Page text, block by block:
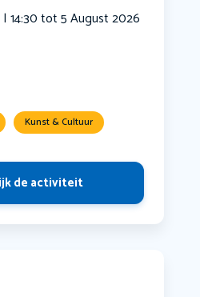
14:30 tot 5 August 2026
Kunst & Cultuur
de activiteit